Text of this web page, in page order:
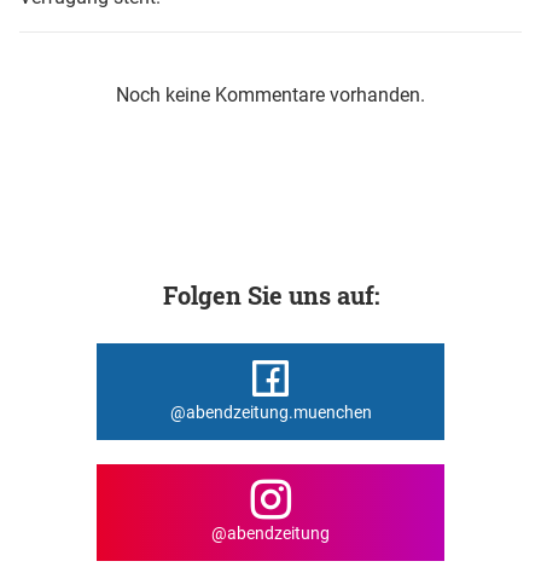
Noch keine Kommentare vorhanden.
Folgen Sie uns auf:
@abendzeitung.muenchen
@abendzeitung